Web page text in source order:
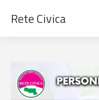
Rete Civica